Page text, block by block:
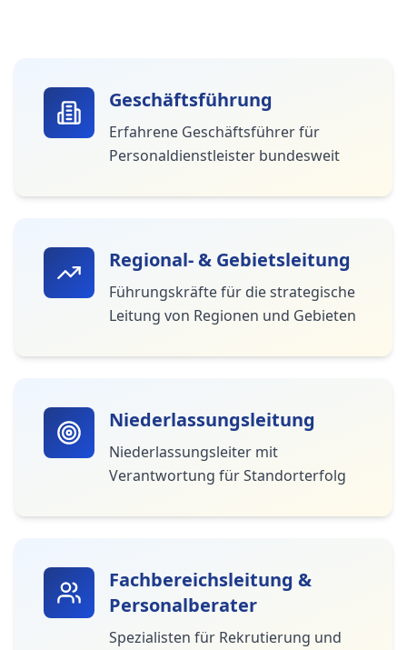
Geschäftsführung
Erfahrene Geschäftsführer für
Personaldienstleister bundesweit
Regional- & Gebietsleitung
Führungskräfte für die strategische
Leitung von Regionen und Gebieten
Niederlassungsleitung
Niederlassungsleiter mit
Verantwortung für Standorterfolg
Fachbereichsleitung &
Personalberater
Spezialisten für Rekrutierung und